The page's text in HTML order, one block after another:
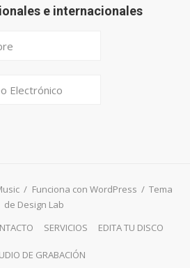
e internacionales
/ Funciona con WordPress / Tema
de Design Lab
SERVICIOS EDITA TU DISCO
DE GRABACIÓN